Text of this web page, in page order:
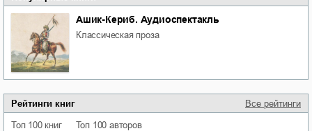
Ашик-Кериб. Аудиоспектакль
классическая проза
Рейтинги книг Все рейтинги
Топ 100 книг Топ 100 авторов